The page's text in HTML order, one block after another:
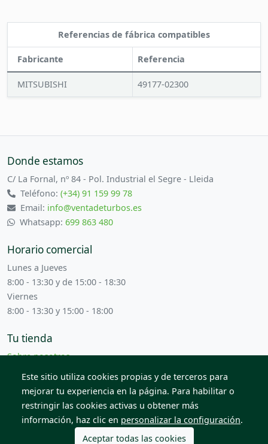
Referencias de fábrica compatibles
Fabricante Referencia
MITSUBISHI 49177-02300
Donde estamos
C/ La Fornal, nº 84 - Pol. Industrial el Segre - Lleida
Teléfono:(+34) 91 159 99 78
Email: info@ventadeturbos.es
Whatsapp: 699 863 480
Horario comercial
Lunes a Jueves
8:00 - 13:30 y de 15:00 - 18:30
Viernes
8:00 - 13:30 y 15:00 - 18:00
Tu tienda
Sobre nosotros
Términos y condiciones
Contacta con nosotros
© 2026 Todos los derechos reservados. Venta de Piezas
2012 S.L.
Este sitio utiliza cookies propias y de terceros para
mejorar tu experiencia en la página. Para habilitar o
restringir las cookies activas u obtener más
información, haz clic en personalizar la configuración.
Aceptar todas las cookies